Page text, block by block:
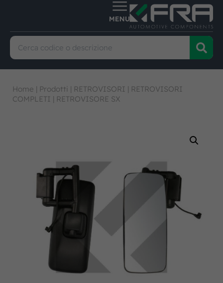
Home | Prodotti | RETROVISORI | RETROVISORI
COMPLETI | RETROVISORE SX